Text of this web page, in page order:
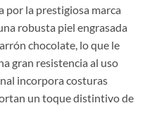
por la prestigiosa marca
robusta piel engrasada
chocolate, lo que le
gran resistencia al uso
incorpora costuras
un toque distintivo de